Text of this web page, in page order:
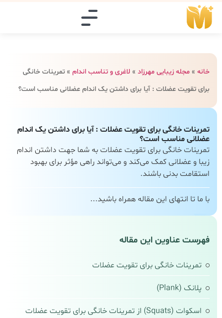
خانه » مجله زیبایی مهرزاد » لاغری و تناسب اندام » تمرینات خانگی
برای تقویت عضلات : آیا برای داشتن یک اندام عضلانی مناسب است؟
تمرینات خانگی برای تقویت عضلات : آیا برای داشتن یک اندام
عضلانی مناسب است؟
تمرینات خانگی برای تقویت عضلات به شما جهت داشتن اندام
زیبا و عضلانی کمک می‌کند و می‌تواند راهی مؤثر برای بهبود
استقامت بدنی باشند.
با ما تا انتهای این مقاله همراه باشید...
فهرست عناوین این مقاله
تمرینات خانگی برای تقویت عضلات
پلانک (Plank)
اسکوات (Squats) از تمرینات خانگی برای تقویت عضلات